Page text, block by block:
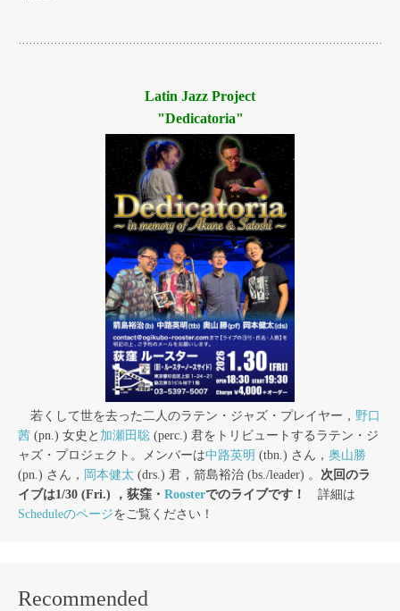
Latin Jazz Project
"Dedicatoria"
若くして世を去った二人のラテン・ジャズ・プレイヤー， 野口
茜 (pn.) 女史と 加瀬田聡 (perc.) 君をトリビュートするラテン・ジ
ャズ・プロジェクト。メンバーは中路英明 (tbn.) さん， 奥山勝
(pn.) さん， 岡本健太 (drs.) 君，箭島裕治 (bs./leader) 。 次回のラ
イブは1/30 (Fri.) ，荻窪・ Roosterでのライブです！
詳細は
Scheduleのページをご覧ください！
Recommended